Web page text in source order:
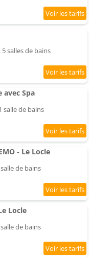
salles de bains
avec Spa
salle de bains
- Le Locle
de bains
Locle
de bains